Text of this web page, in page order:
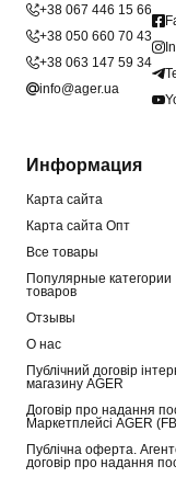
+38 067 446 15 66
+38 050 660 70 43
+38 063 147 59 34
info@ager.ua
Информация
Карта сайта
Карта сайта Опт
Все товары
Популярные категории
товаров
Отзывы
О нас
Публічний договір
магазину AGER
Договір про надання
Маркетплейсі AGER
Публічна оферта.
договір про надання